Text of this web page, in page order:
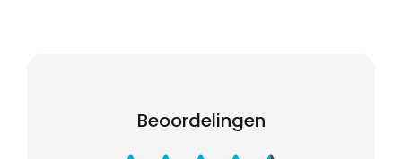
Beoordelingen